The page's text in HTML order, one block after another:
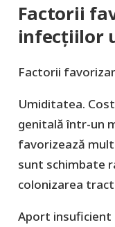
Factorii
infecțiilor
Factorii
Umiditatea.
genitală într-un
favorizează
sunt schimbate
colonizarea
Aport insuficient